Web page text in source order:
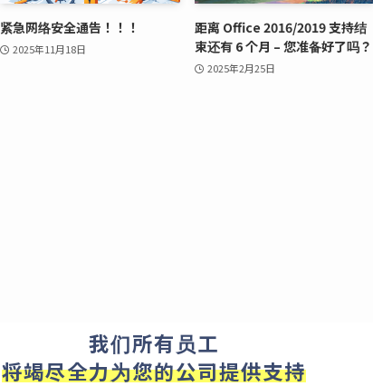
紧急网络安全通告！！！
2025年11月18日
距离 Office 2016/2019 支持结
束还有 6 个月 – 您准备好了吗？
2025年2月25日
我们所有员工
将竭尽全力为您的公司提供支持